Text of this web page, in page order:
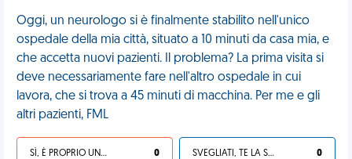
Oggi, un neurologo si è finalmente stabilito nell'unico
ospedale della mia città, situato a 10 minuti da casa mia, e
che accetta nuovi pazienti. Il problema? La prima visita si
deve necessariamente fare nell'altro ospedale in cui
lavora, che si trova a 45 minuti di macchina. Per me e gli
altri pazienti, FML
SÌ, È PROPRIO UNA VDM! 0 SVEGLIATI, TE LA SEI CERCATA! 0